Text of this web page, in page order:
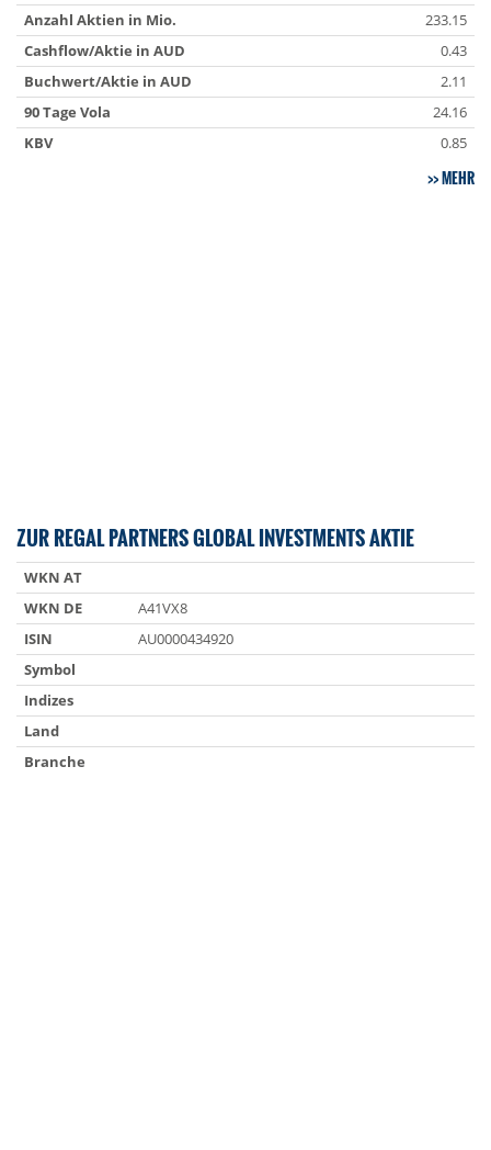
Anzahl Aktien in Mio.
233.15
Cashflow/Aktie in AUD
0.43
Buchwert/Aktie in AUD
2.11
90 Tage Vola
24.16
KBV
0.85
MEHR
ZUR REGAL PARTNERS GLOBAL INVESTMENTS AKTIE
WKN AT
WKN DE
A41VX8
ISIN
AU0000434920
Symbol
Indizes
Land
Branche